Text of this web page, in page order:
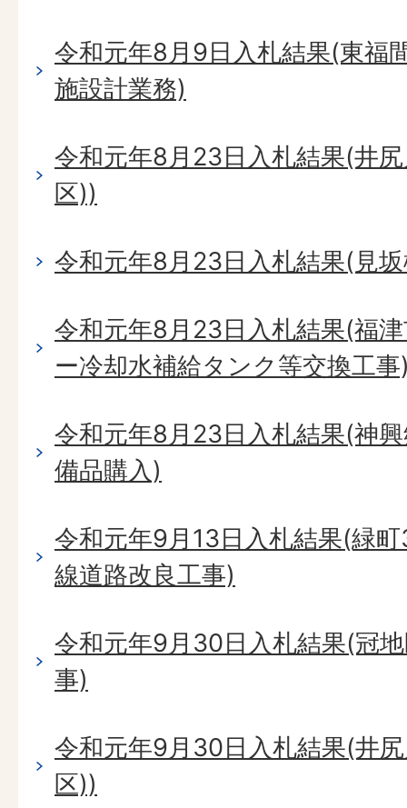
令和元年8月9日入札結果(東福
施設計業務)
令和元年8月23日入札結果(井
区))
令和元年8月23日入札結果(見
令和元年8月23日入札結果(福
ー冷却水補給タンク等交換工事
令和元年8月23日入札結果(神
備品購入)
令和元年9月13日入札結果(緑
線道路改良工事)
令和元年9月30日入札結果(冠
事)
令和元年9月30日入札結果(井
区))